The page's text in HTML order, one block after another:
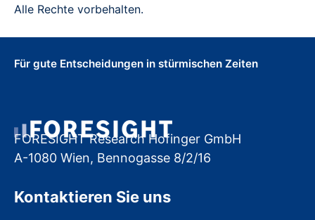
Alle Rechte vorbehalten.
Für gute Entscheidungen in stürmischen Zeiten
FORESIGHT Research Hofinger GmbH
A-1080 Wien, Bennogasse 8/2/16
Kontaktieren Sie uns